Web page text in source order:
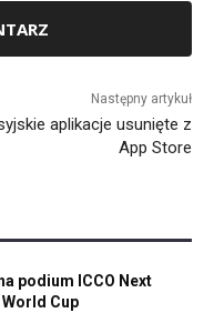
Następny artykuł
aplikacje usunięte z
App Store
podium ICCO Next
Cup